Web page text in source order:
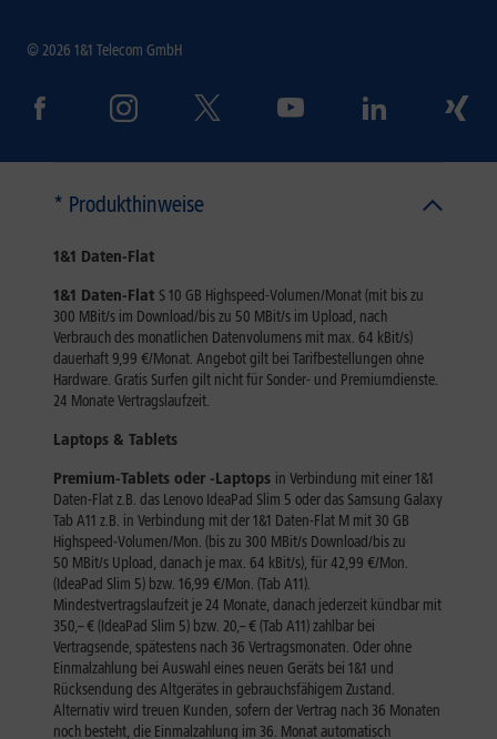
© 2026 1&1 Telecom GmbH